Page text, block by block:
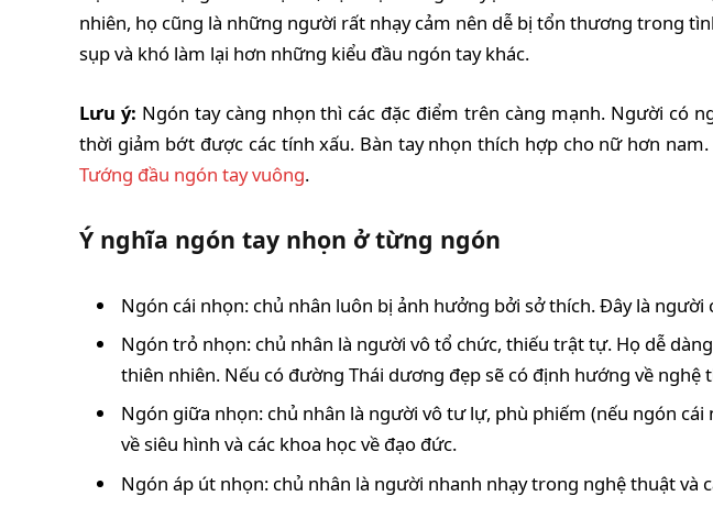
nhiên, họ cũng là những người rất nhạy cảm nên dễ bị tổn thương trong
sụp và khó làm lại hơn những kiểu đầu ngón tay khác.
Lưu ý: Ngón tay càng nhọn thì các đặc điểm trên càng mạnh. Người có
thời giảm bớt được các tính xấu. Bàn tay nhọn thích hợp cho nữ hơn
Tướng đầu ngón tay vuông.
Ý nghĩa ngón tay nhọn ở từng ngón
Ngón cái nhọn: chủ nhân luôn bị ảnh hưởng bởi sở thích. Đây là
Ngón trỏ nhọn: chủ nhân là người vô tổ chức, thiếu trật tự. Họ dễ
thiên nhiên. Nếu có đường Thái dương đẹp sẽ có định hướng về nghệ
Ngón giữa nhọn: chủ nhân là người vô tư lự, phù phiếm (nếu ngón
về siêu hình và các khoa học về đạo đức.
Ngón áp út nhọn: chủ nhân là người nhanh nhạy trong nghệ thuật và